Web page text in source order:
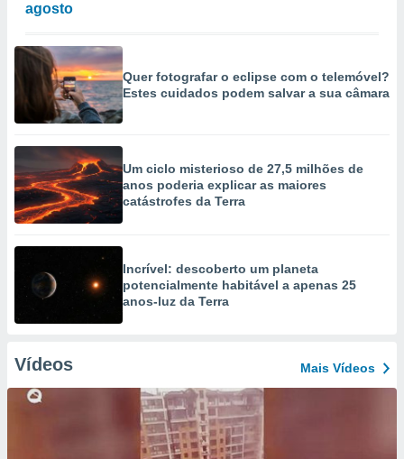
agosto
Quer fotografar o eclipse com o telemóvel?
Estes cuidados podem salvar a sua câmara
Um ciclo misterioso de 27,5 milhões de
anos poderia explicar as maiores
catástrofes da Terra
Incrível: descoberto um planeta
potencialmente habitável a apenas 25
anos-luz da Terra
Vídeos Mais Vídeos